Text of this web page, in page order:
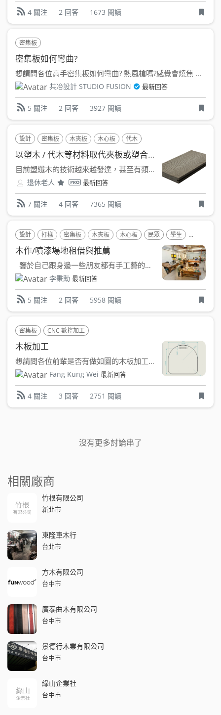
4 關注 2 回答 1673 閱讀
密集板
密集板如何彎曲?
想請問各位高手密集板如何彎曲? 熱風槍嗎?感覺會燒焦 ...
共冶設計 STUDIO FUSION 最新回答
5 關注 2 回答 3927 閱讀
設計 密集板 木夾板 木心板 代木
以塑木 / 代木等材料取代夾板或塑合板的可能性 ?
目前塑纖木的技術越來越發達，甚至有類似 微晶木 這種不需混...
退休老人 最新回答
7 關注 4 回答 7365 閱讀
設計 打樣 密集板 木夾板 木心板 民眾 學生 液體噴塗
木作/噴漆場地租借與推薦
鑒於自己跟身邊一些朋友都有手工藝的嗜好，喜歡自行...
李秉勳 最新回答
5 關注 2 回答 5958 閱讀
密集板 CNC 數控加工
木板加工
想請問各位前輩是否有做如圖的木板加工的廠商，板厚約18mm...
Fang Kung Wei 最新回答
4 關注 3 回答 2751 閱讀
沒有更多討論串了
相關廠商
竹根有限公司
新北市
東隆車木行
台北市
方木有限公司
台中市
廣泰曲木有限公司
台中市
景德行木業有限公司
台中市
綠山企業社
台中市